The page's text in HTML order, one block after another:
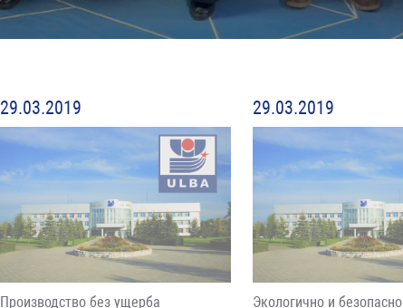
29.03.2019
Производство без ущерба
29.03.2019
Экологично и безопасно